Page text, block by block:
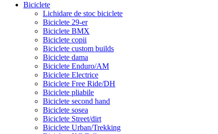
Biciclete
Lichidare de stoc biciclete
Biciclete 29-er
Biciclete BMX
Biciclete copii
Biciclete custom builds
Biciclete dama
Biciclete Enduro/AM
Biciclete Electrice
Biciclete Free Ride/DH
Biciclete pliabile
Biciclete second hand
Biciclete sosea
Biciclete Street/dirt
Biciclete Urban/Trekking